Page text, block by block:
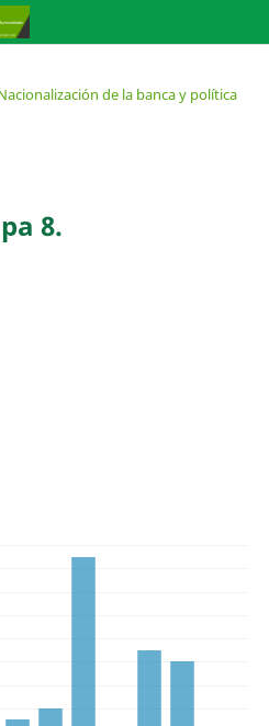
de la banca y política
8.